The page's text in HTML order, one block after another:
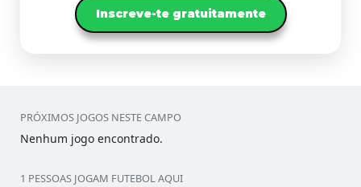
Inscreve-te gratuitamente
PRÓXIMOS JOGOS NESTE CAMPO
Nenhum jogo encontrado.
1 PESSOAS JOGAM FUTEBOL AQUI